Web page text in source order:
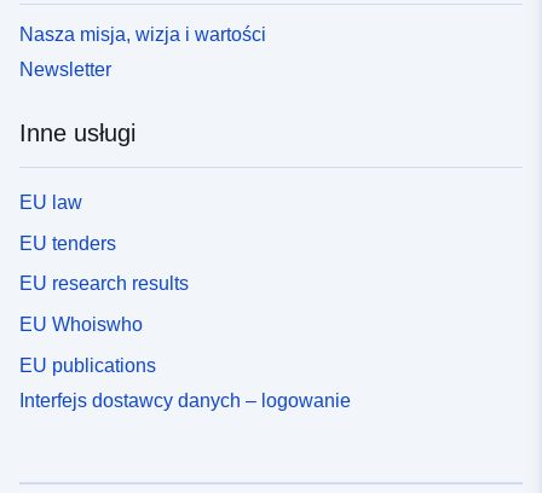
Nasza misja, wizja i wartości
Newsletter
Inne usługi
EU law
EU tenders
EU research results
EU Whoiswho
EU publications
Interfejs dostawcy danych – logowanie